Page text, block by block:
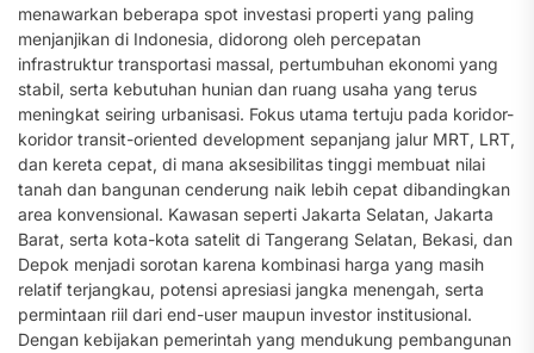
menawarkan beberapa spot investasi properti yang paling
menjanjikan di Indonesia, didorong oleh percepatan
infrastruktur transportasi massal, pertumbuhan ekonomi yang
stabil, serta kebutuhan hunian dan ruang usaha yang terus
meningkat seiring urbanisasi. Fokus utama tertuju pada koridor-
koridor transit-oriented development sepanjang jalur MRT, LRT,
dan kereta cepat, di mana aksesibilitas tinggi membuat nilai
tanah dan bangunan cenderung naik lebih cepat dibandingkan
area konvensional. Kawasan seperti Jakarta Selatan, Jakarta
Barat, serta kota-kota satelit di Tangerang Selatan, Bekasi, dan
Depok menjadi sorotan karena kombinasi harga yang masih
relatif terjangkau, potensi apresiasi jangka menengah, serta
permintaan riil dari end-user maupun investor institusional.
Dengan kebijakan pemerintah yang mendukung pembangunan